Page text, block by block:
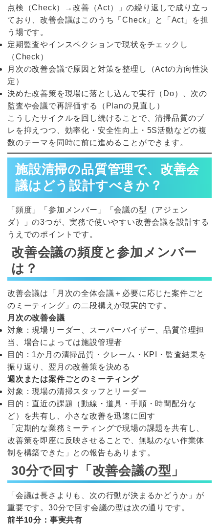
点検（Check）→改善（Act）」の繰り返しで成り立っ
ており、改善会議はこのうち「Check」と「Act」を担
う場です。
定期監査やインスペクションで現状をチェックし
（Check）
月次の改善会議で原因と対策を整理し（Actの方向性決
定）
決めた改善策を現場に落とし込んで実行（Do）、次の
監査や会議で再評価する（Planの見直し）
こうしたサイクルを回し続けることで、清掃品質のブ
レを抑えつつ、効率化・安全性向上・5S活動などの複
数のテーマを同時に前に進めることができます。
施設清掃の品質管理で、改善会
議はどう設計すべきか？
「頻度」「参加メンバー」「会議の型（アジェン
ダ）」の3つが、実務で使いやすい改善会議を設計する
うえでのポイントです。
改善会議の頻度と参加メンバー
は？
改善会議は「月次の全体会議＋必要に応じた案件ごと
のミーティング」の二段構えが現実的です。
月次の改善会議
対象：現場リーダー、スーパーバイザー、品質管理担
当、場合によっては施設管理者
目的：1か月の清掃品質・クレーム・KPI・監査結果を
振り返り、翌月の改善策を決める
週次または案件ごとのミーティング
対象：現場の清掃スタッフとリーダー
目的：直近の課題（動線・道具・手順・時間配分な
ど）を共有し、小さな改善を迅速に回す
「定期的な業務ミーティングで現場の課題を共有し、
改善策を即座に反映させることで、無駄のない作業体
制を構築できた」との報告もあります。
30分で回す「改善会議の型」
「会議は長さよりも、次の行動が決まるかどうか」が
重要です。30分で回す会議の型は次の通りです。
前半10分：事実共有